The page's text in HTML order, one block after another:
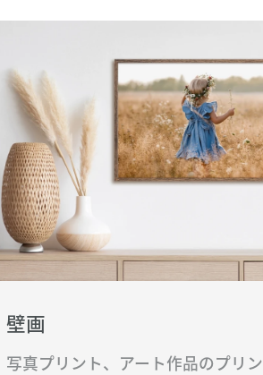
壁画
写真プリント、アート作品のプリン